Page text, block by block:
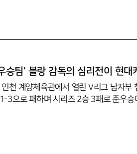
승팀' 블랑 감독의 심리전이 현대
천 계양체육관에서 열린 V리그 남자부
3으로 패하며 시리즈 2승 3패로 준우승
받은 데 대해 블랑 감독은 경기 후 "현대캐